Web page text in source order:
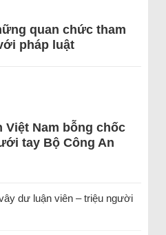
quan chức tham
pháp luật
Việt Nam bỗng chốc
tay Bộ Công An
dư luận viên – triệu người